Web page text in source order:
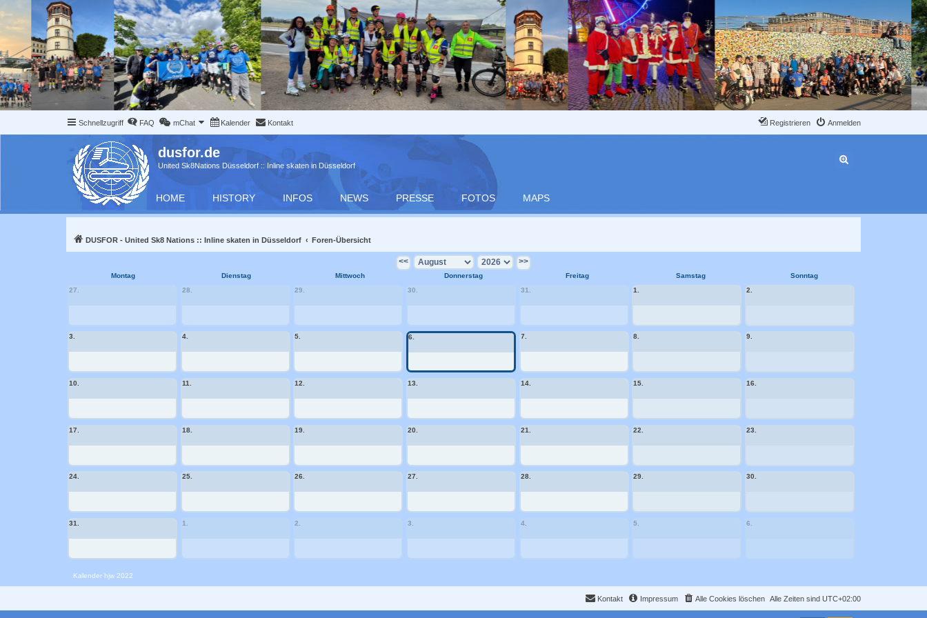
Schnellzugriff FAQ mChat Kalender Kontakt Anmelden
Registrieren
dusfor.de
United Sk8Nations Düsseldorf :: Inline skaten in Düsseldorf
HOME HISTORY INFOS NEWS PRESSE FOTOS MAPS
DUSFOR - United Sk8 Nations :: Inline skaten in Düsseldorf Foren-Übersicht
<< >>
Montag Dienstag Mittwoch Donnerstag Freitag Samstag
Sonntag
27.
28. 29. 30. 31. 1. 2.
3. 4. 5. 6. 7. 8. 9.
10. 11. 12. 13. 14. 15. 16.
17. 18. 19. 20. 21. 22. 23.
24. 25. 26. 27. 28. 29. 30.
31. 1. 2. 3. 4. 5. 6.
Kalender hjw 2022
Alle Zeiten sind UTC+02:00
Alle Cookies löschen
Impressum
Kontakt